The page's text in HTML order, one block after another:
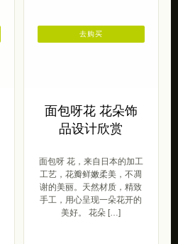
面包呀花 花朵饰
品设计欣赏
面包呀 花，来自日本的加工
工艺，花瓣鲜嫩柔美，不凋
谢的美丽。天然材质，精致
手工，用心呈现一朵花开的
美好。 花朵 […]
去购买